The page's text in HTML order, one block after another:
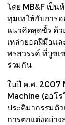
โดย MB&F เป็น
ทุ่มเทให้กับการ
แนวคิดสุดขั้ว ด้ว
เหล่ายอดฝีมือแล
พรสวรรค์ ที่บูซเ
ร่วมกัน
ในปี ค.ศ. 2007
Machine (ออโ
ประติมากรรมตัว
การตกแต่งอย่า